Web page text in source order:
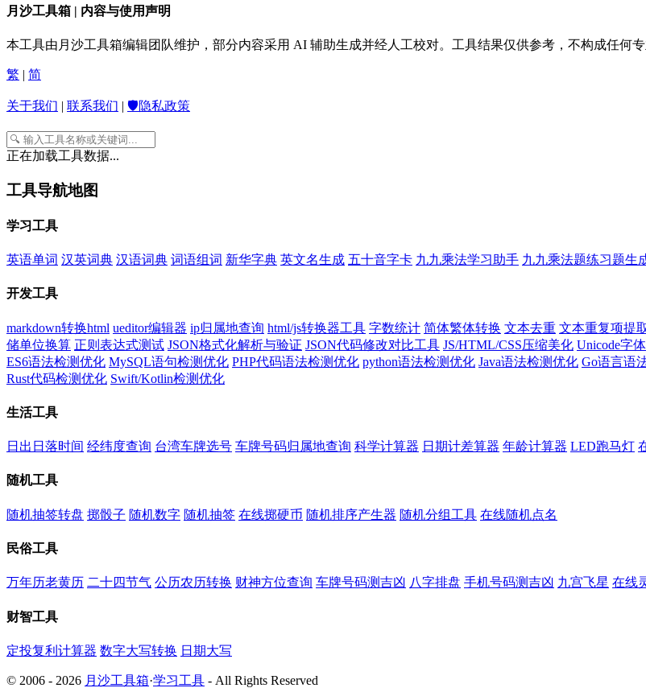
月沙工具箱 | 内容与使用声明
本工具由月沙工具箱编辑团队维护，部分内容采用 AI 辅助生成并经人工校对。工具结果仅供参考，不构成任何专
繁 | 简
关于我们 | 联系我们 | 🛡️隐私政策
正在加载工具数据...
工具导航地图
学习工具
英语单词 汉英词典 汉语词典 词语组词 新华字典 英文名生成 五十音字卡 九九乘法学习助手 九九乘法题练习题生
开发工具
markdown转换html ueditor编辑器 ip归属地查询 html/js转换器工具 字数统计 简体繁体转换 文本去重 文本重复项提
储单位换算 正则表达式测试 JSON格式化解析与验证 JSON代码修改对比工具 JS/HTML/CSS压缩美化 Unicode字
ES6语法检测优化 MySQL语句检测优化 PHP代码语法检测优化 python语法检测优化 Java语法检测优化 Go语言语
Rust代码检测优化 Swift/Kotlin检测优化
生活工具
日出日落时间 经纬度查询 台湾车牌选号 车牌号码归属地查询 科学计算器 日期计差算器 年龄计算器 LED跑马灯
随机工具
随机抽签转盘 掷骰子 随机数字 随机抽签 在线掷硬币 随机排序产生器 随机分组工具 在线随机点名
民俗工具
万年历老黄历 二十四节气 公历农历转换 财神方位查询 车牌号码测吉凶 八字排盘 手机号码测吉凶 九宫飞星 在线
财智工具
定投复利计算器 数字大写转换 日期大写
© 2006 - 2026 月沙工具箱·学习工具 - All Rights Reserved